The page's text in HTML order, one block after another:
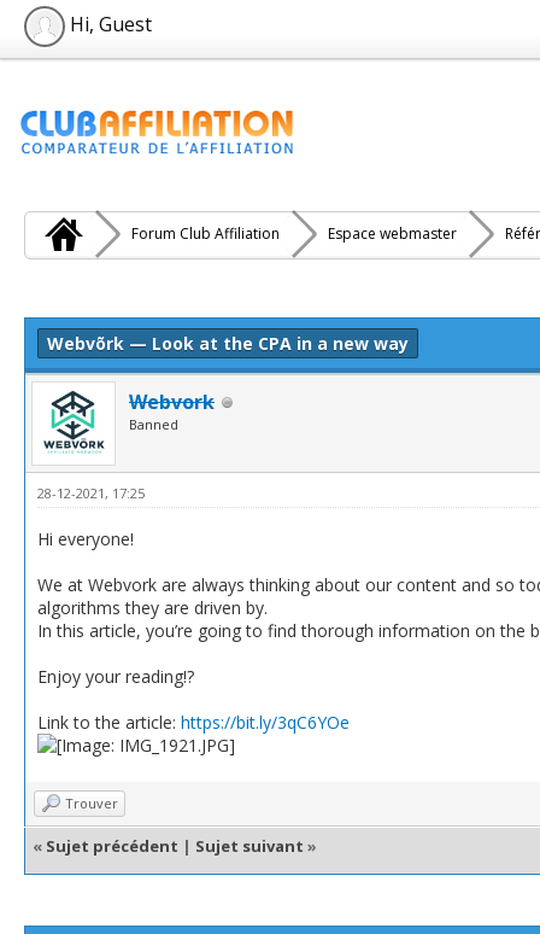
Hi, Guest
Forum Club Affiliation Espace webmaster
Webvõrk — Look at the CPA in a new way
Webvork
Banned
28-12-2021, 17:25
Hi everyone!
We at Webvork are always thinking about our content and so
algorithms they are driven by.
In this article, you’re going to find thorough information on the
Enjoy your reading!?
Link to the article: https://bit.ly/3qC6YOe
Trouver
« Sujet précédent | Sujet suivant »